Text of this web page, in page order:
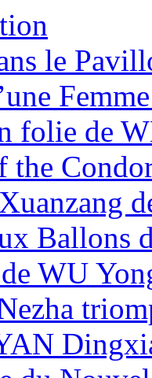
le
folie de
the
Ballons
WU